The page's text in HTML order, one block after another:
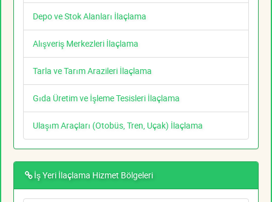
Depo ve Stok Alanları İlaçlama
Alışveriş Merkezleri İlaçlama
Tarla ve Tarım Arazileri İlaçlama
Gıda Üretim ve İşleme Tesisleri İlaçlama
Ulaşım Araçları (Otobüs, Tren, Uçak) İlaçlama
İş Yeri İlaçlama Hizmet Bölgeleri